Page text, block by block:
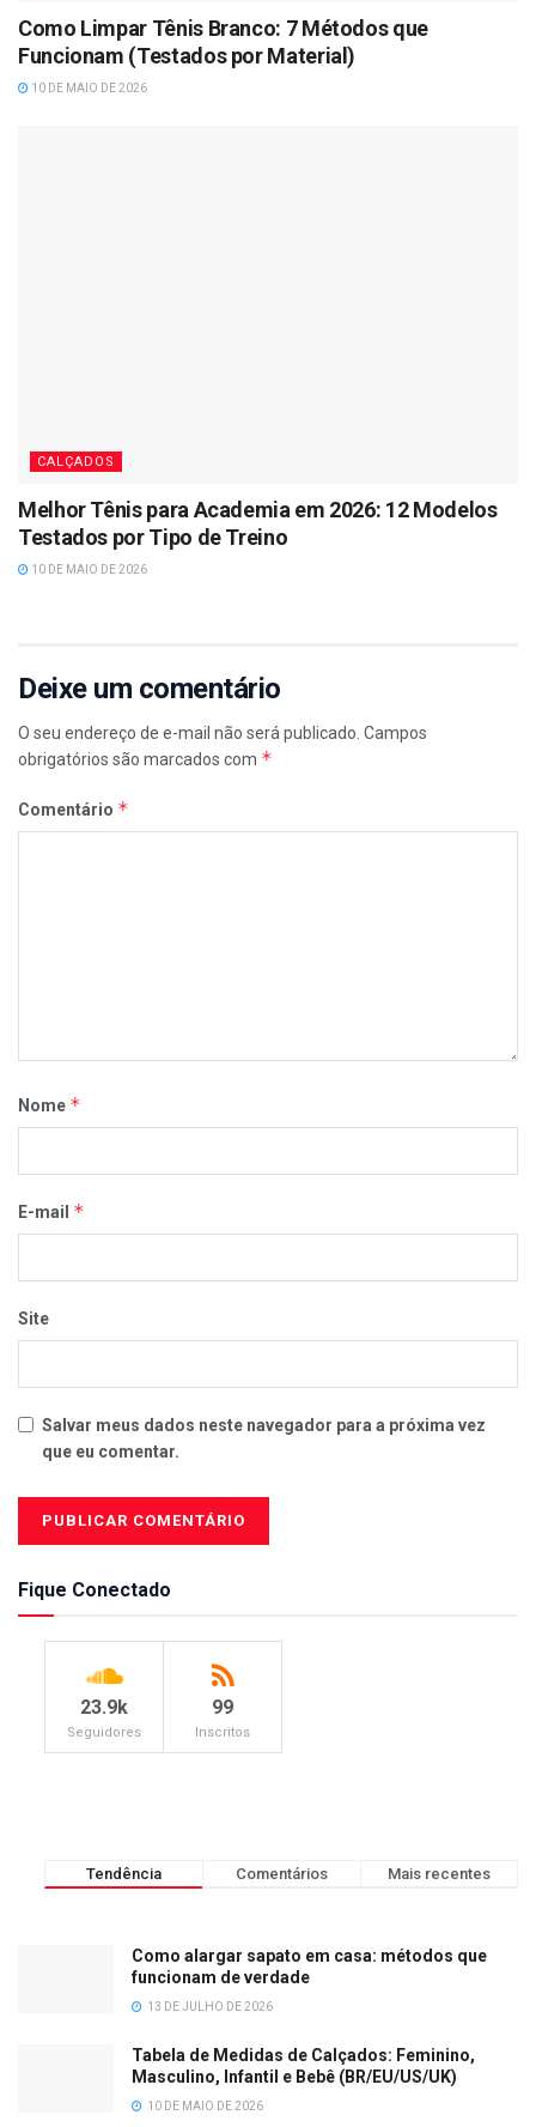
Como Limpar Tênis Branco: 7 Métodos que
Funcionam (Testados por Material)
10 DE MAIO DE 2026
CALÇADOS
Melhor Tênis para Academia em 2026: 12 Modelos
Testados por Tipo de Treino
10 DE MAIO DE 2026
Deixe um comentário
O seu endereço de e-mail não será publicado. Campos
obrigatórios são marcados com *
Comentário *
Nome *
E-mail *
Site
Salvar meus dados neste navegador para a próxima vez
que eu comentar.
Fique Conectado
23.9k
Seguidores
99
Inscritos
Tendência Comentários Mais recentes
Como alargar sapato em casa: métodos que
funcionam de verdade
13 DE JULHO DE 2026
Tabela de Medidas de Calçados: Feminino,
Masculino, Infantil e Bebê (BR/EU/US/UK)
10 DE MAIO DE 2026